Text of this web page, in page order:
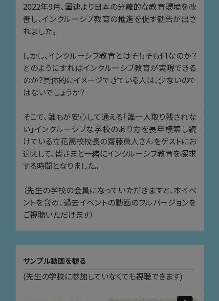
2022年9月、国連より日本の分離的な教育環境を改
善し、インクルーシブ教育の推進を促す勧告が出さ
れました。
しかし、インクルーシブ教育とはそもそも何なのか？
どのようにすればインクルーシブ教育が実現できる
のか？具体的にイメージできている人は、少ないので
はないでしょうか？
そこで、誰もが安心して通える「誰一人取り残されな
い」インクルーシブな学校のあり方を長年模索し続
けている立花高校校長の齋藤眞人さんをゲストにお
迎えして、皆さまと一緒にインクルーシブ教育を探求
する時間となりました。
（先生の学校の会員になっていただきますと、本イベ
ントを含め、過去イベントの動画のフルバージョンを
ご視聴いただけます）
サンプル動画を観る
(先生の学校に参加していなくても視聴できます)